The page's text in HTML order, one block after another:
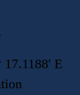
17.1188' E